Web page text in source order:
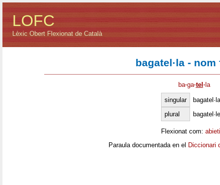
LOFC
Lèxic Obert Flexionat de Català
bagatel·la - nom
ba·ga·tel · la
singular
bagatel·la
plural
Flexionat com:
Paraula documentada en el Diccionari